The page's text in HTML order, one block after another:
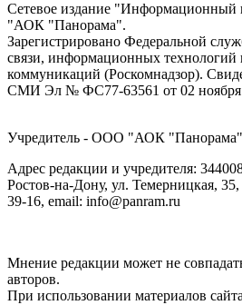
Сетевое издание "Информационный
"АОК "Панорама".
Зарегистрировано Федеральной
связи, информационных технологий
коммуникаций (Роскомнадзор).
СМИ Эл № ФС77-63561 от 02 ноября
Учредитель - ООО "АОК
Адрес редакции и учредителя:
Ростов-на-Дону, ул. Темерницкая,
39-16, email: info@panram.ru
Мнение редакции может не
авторов.
При использовании материалов